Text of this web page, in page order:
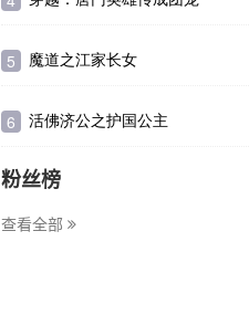
5 魔道之江家长女
6 活佛济公之护国公主
粉丝榜
查看全部